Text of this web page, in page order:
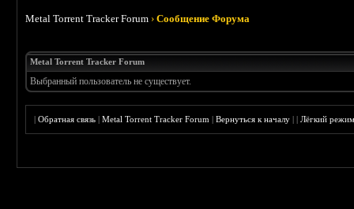
Metal Torrent Tracker Forum ›Сообщение Форума
Metal Torrent Tracker Forum
Выбранный пользователь не существует.
|Обратная связь |Metal Torrent Tracker Forum |Вернуться к началу ||Лёгкий